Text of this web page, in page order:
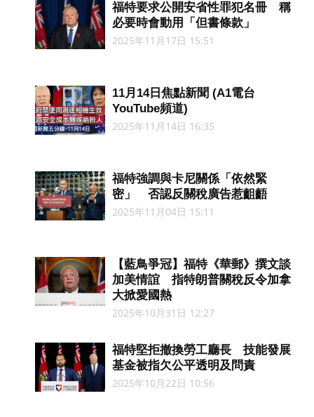
福特要求公開安省性罪犯名冊 稱
必要時會動用「但書條款」
2025年11月17日 15:51
11月14日焦點新聞 (A1電台
YouTube頻道)
2025年11月14日 16:35
福特強調與卡尼關係「依然緊
密」 否認反關稅廣告惹齟齬
2025年11月04日 15:11
【藍鳥爭冠】福特《華郵》撰文談
加美情誼 指特朗普關稅反令加拿
大掀愛國熱
2025年10月31日 12:27
福特堅拒撤換勞工廳長 技能發展
基金被指欠公平透明及問責
2025年10月22日 10:56